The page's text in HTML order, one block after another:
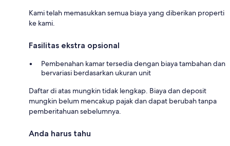
Kami telah memasukkan semua biaya yang diberikan properti
ke kami.
Fasilitas ekstra opsional
Pembenahan kamar tersedia dengan biaya tambahan dan
bervariasi berdasarkan ukuran unit
Daftar di atas mungkin tidak lengkap. Biaya dan deposit
mungkin belum mencakup pajak dan dapat berubah tanpa
pemberitahuan sebelumnya.
Anda harus tahu